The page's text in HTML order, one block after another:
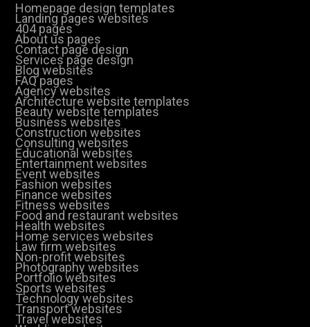
Homepage design templates
Landing pages websites
404 pages
About us pages
Contact page design
Services page design
Blog websites
FAQ pages
Agency websites
Architecture website templates
Beauty website templates
Business websites
Construction websites
Consulting websites
Educational websites
Entertainment websites
Event websites
Fashion websites
Finance websites
Fitness websites
Food and restaurant websites
Health websites
Home services websites
Law firm websites
Non-profit websites
Photography websites
Portfolio websites
Sports websites
Technology websites
Transport websites
Travel websites